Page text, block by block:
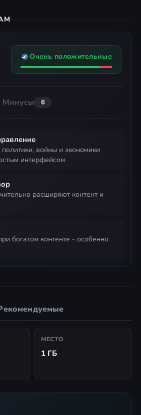
Очень положительные
Минусы 6
интерфейсом
МЕСТО
1 ГБ